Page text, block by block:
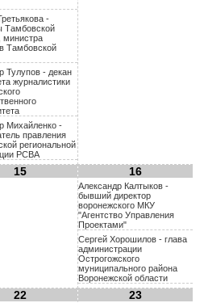
-
Тамбовской
министра
Тамбовской
Тулупов - декан
журналистики
Михайленко -
правления
региональной
РСВА
15 16
Александр Калтыков -
бывший директор
воронежского МКУ
"Агентство Управления
Проектами"
Сергей Хорошилов - глава
администрации
Острогожского
муниципального района
Воронежской области
22 23